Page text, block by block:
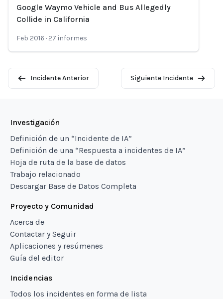
Loading...
Google Waymo Vehicle and Bus Allegedly
Collide in California
Feb 2016 · 27 informes
Incidente Anterior Siguiente Incidente
Investigación
Definición de un “Incidente de IA”
Definición de una “Respuesta a incidentes de IA”
Hoja de ruta de la base de datos
Trabajo relacionado
Descargar Base de Datos Completa
Proyecto y Comunidad
Acerca de
Contactar y Seguir
Aplicaciones y resúmenes
Guía del editor
Incidencias
Todos los incidentes en forma de lista